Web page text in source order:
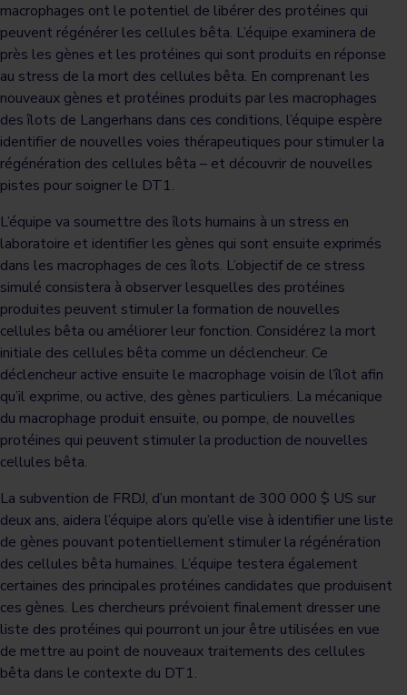
macrophages ont le potentiel de libérer des protéines qui
peuvent régénérer les cellules bêta. L’équipe examinera de
près les gènes et les protéines qui sont produits en réponse
au stress de la mort des cellules bêta. En comprenant les
nouveaux gènes et protéines produits par les macrophages
des îlots de Langerhans dans ces conditions, l’équipe espère
identifier de nouvelles voies thérapeutiques pour stimuler la
régénération des cellules bêta – et découvrir de nouvelles
pistes pour soigner le DT1.
L’équipe va soumettre des îlots humains à un stress en
laboratoire et identifier les gènes qui sont ensuite exprimés
dans les macrophages de ces îlots. L’objectif de ce stress
simulé consistera à observer lesquelles des protéines
produites peuvent stimuler la formation de nouvelles
cellules bêta ou améliorer leur fonction. Considérez la mort
initiale des cellules bêta comme un déclencheur. Ce
déclencheur active ensuite le macrophage voisin de l’îlot afin
qu’il exprime, ou active, des gènes particuliers. La mécanique
du macrophage produit ensuite, ou pompe, de nouvelles
protéines qui peuvent stimuler la production de nouvelles
cellules bêta.
La subvention de FRDJ, d’un montant de 300 000 $ US sur
deux ans, aidera l’équipe alors qu’elle vise à identifier une liste
de gènes pouvant potentiellement stimuler la régénération
des cellules bêta humaines. L’équipe testera également
certaines des principales protéines candidates que produisent
ces gènes. Les chercheurs prévoient finalement dresser une
liste des protéines qui pourront un jour être utilisées en vue
de mettre au point de nouveaux traitements des cellules
bêta dans le contexte du DT1.